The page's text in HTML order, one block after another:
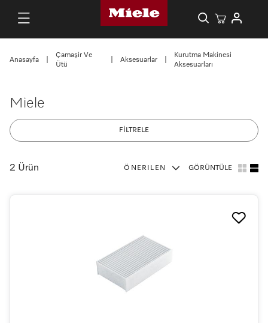
Anasayfa
Çamaşir Ve
Ütü
Aksesuarlar
Kurutma Makinesi
Aksesuarları
Miele
FİLTRELE
2 Ürün ÖNERILEN GÖRÜNTÜLE